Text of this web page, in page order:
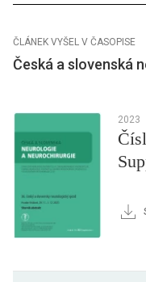
ČLÁNEK VYŠEL V ČASOPISE
Česká a slovenská
2023